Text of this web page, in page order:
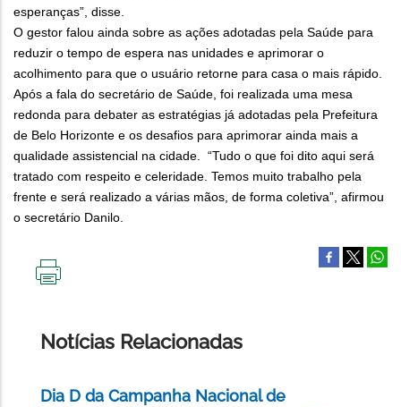
esperanças”, disse.
O gestor falou ainda sobre as ações adotadas pela Saúde para
reduzir o tempo de espera nas unidades e aprimorar o
acolhimento para que o usuário retorne para casa o mais rápido.
Após a fala do secretário de Saúde, foi realizada uma mesa
redonda para debater as estratégias já adotadas pela Prefeitura
de Belo Horizonte e os desafios para aprimorar ainda mais a
qualidade assistencial na cidade. “Tudo o que foi dito aqui será
tratado com respeito e celeridade. Temos muito trabalho pela
frente e será realizado a várias mãos, de forma coletiva”, afirmou
o secretário Danilo.
Notícias Relacionadas
Dia D da Campanha Nacional de